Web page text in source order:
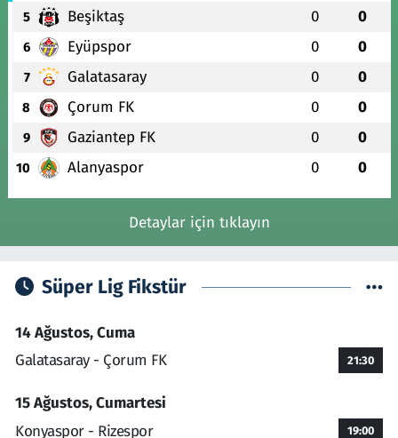
5 Beşiktaş 0 0
6 Eyüpspor 0 0
7 Galatasaray 0 0
8 Çorum FK 0 0
9 Gaziantep FK 0 0
10 Alanyaspor 0 0
Detaylar için tıklayın
Süper Lig Fikstür
14 Ağustos, Cuma
Galatasaray - Çorum FK
21:30
15 Ağustos, Cumartesi
Konyaspor - Rizespor
19:00